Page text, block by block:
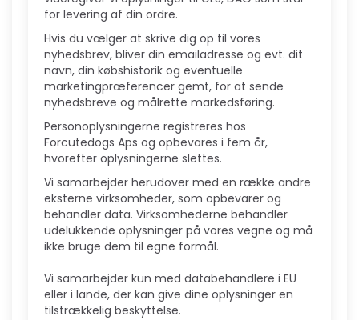
for levering af din ordre.
Hvis du vælger at skrive dig op til vores
nyhedsbrev, bliver din emailadresse og evt. dit
navn, din købshistorik og eventuelle
marketingpræferencer gemt, for at sende
nyhedsbreve og målrette markedsføring.
Personoplysningerne registreres hos
Forcutedogs Aps og opbevares i fem år,
hvorefter oplysningerne slettes.
Vi samarbejder herudover med en række andre
eksterne virksomheder, som opbevarer og
behandler data. Virksomhederne behandler
udelukkende oplysninger på vores vegne og må
ikke bruge dem til egne formål.
Vi samarbejder kun med databehandlere i EU
eller i lande, der kan give dine oplysninger en
tilstrækkelig beskyttelse.